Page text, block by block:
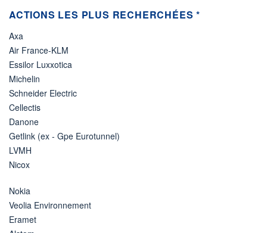
ÉLIGIBILITÉ
Non éligible
Boursobank
ACTIONS LES PLUS RECHERCHÉES *
Axa
Air France-KLM
Essilor Luxxotica
Michelin
Schneider Electric
Cellectis
Danone
Getlink (ex - Gpe Eurotunnel)
LVMH
Nicox
Nokia
Veolia Environnement
Eramet